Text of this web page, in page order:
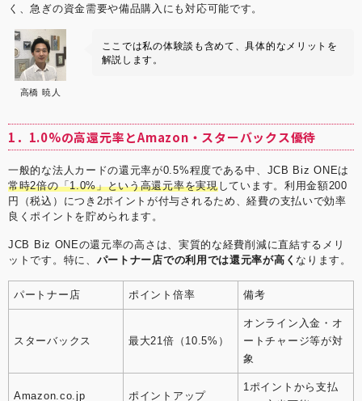
く、急ぎの資金需要や備品購入にも対応可能です。
高橋 暁人
ここでは私の体験談も含めて、具体的なメリットを
解説します。
1．1.0%の高還元率とAmazon・スターバックス優待
一般的な法人カードの還元率が0.5%程度である中、JCB Biz ONEは
常時2倍の「1.0%」という高還元率を実現しています。利用金額200
円（税込）につき2ポイントが付与されるため、経費の支払いで効率
良くポイントを貯められます。
JCB Biz ONEの還元率の高さは、実質的な経費削減に直結するメリ
ットです。特に、 パートナー店での利用では還元率が高く なります。
パートナー店 ポイント倍率 備考
スターバックス 最大21倍（10.5%）
オンライン入金・オ
ートチャージ等が対
象
Amazon.co.jp ポイントアップ
1ポイントから支払